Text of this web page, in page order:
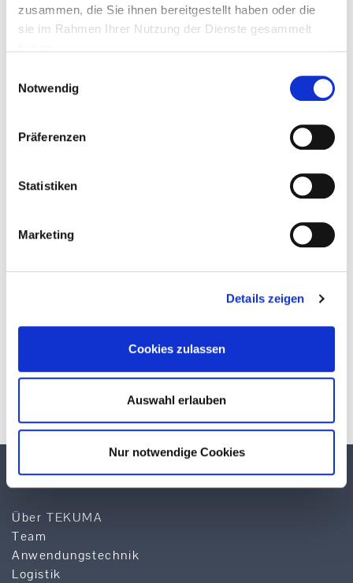
zusammen, die Sie ihnen bereitgestellt haben oder die
sie im Rahmen Ihrer Nutzung der Dienste gesammelt
Notwendig
Präferenzen
Statistiken
Marketing
Details zeigen
Cookies zulassen
Auswahl erlauben
Nur notwendige Cookies
Fax
TEKUMA KUNSTSTOFF GMBH
Über TEKUMA
Team
Anwendungstechnik
Logistik